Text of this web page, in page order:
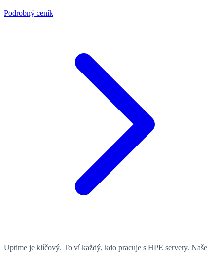
Podrobný ceník
Uptime je klíčový. To ví každý, kdo pracuje s HPE servery. Naše